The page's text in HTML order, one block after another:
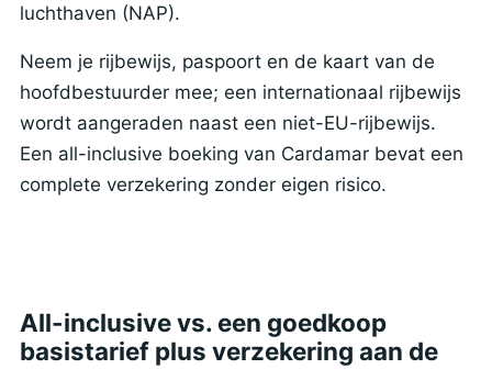
luchthaven (NAP).
Neem je rijbewijs, paspoort en de kaart van de
hoofdbestuurder mee; een internationaal rijbewijs
wordt aangeraden naast een niet-EU-rijbewijs.
Een all-inclusive boeking van Cardamar bevat een
complete verzekering zonder eigen risico.
All-inclusive vs. een goedkoop
basistarief plus verzekering aan de